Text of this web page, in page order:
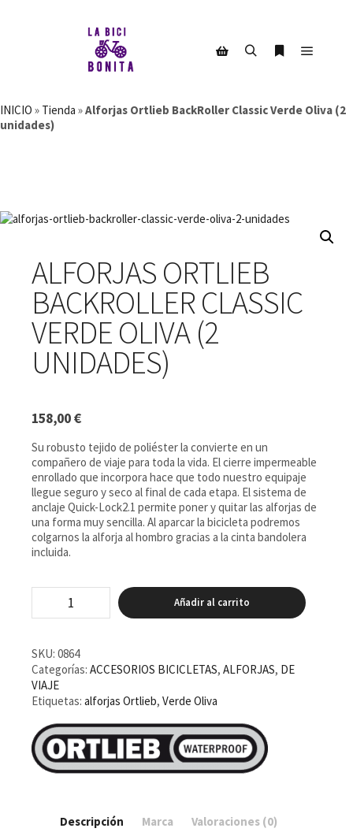
INICIO » Tienda »Alforjas Ortlieb BackRoller Classic Verde Oliva (2
unidades)
ALFORJAS ORTLIEB
BACKROLLER CLASSIC
VERDE OLIVA (2
UNIDADES)
158,00€
Su robusto tejido de poliéster la convierte en un
compañero de viaje para toda la vida. El cierre impermeable
enrollado que incorpora hace que todo nuestro equipaje
llegue seguro y seco al final de cada etapa. El sistema de
anclaje Quick-Lock2.1 permite poner y quitar las alforjas de
una forma muy sencilla. Al aparcar la bicicleta podremos
colgarnos la alforja al hombro gracias a la cinta bandolera
incluida.
BackRoller
Verde
Oliva
(2
unidades)
Añadir al carrito
SKU: 0864
Categorías: ACCESORIOS BICICLETAS, ALFORJAS, DE
VIAJE
Etiquetas: alforjas Ortlieb, Verde Oliva
Descripción Marca Valoraciones (0)